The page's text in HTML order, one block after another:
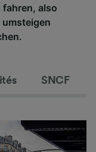
also
umsteigen
SNCF